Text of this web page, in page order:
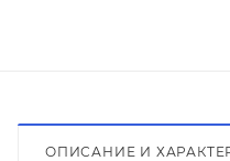
ОПИСАНИЕ И